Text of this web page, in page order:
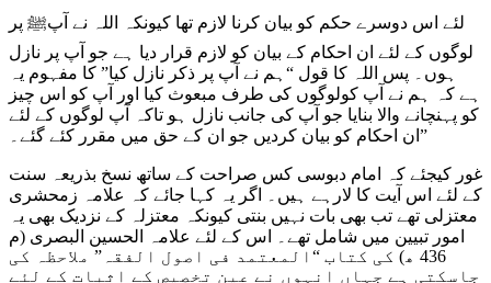
لئے اس دوسرے حکم کو بیان کرنا لازم تھا کیونکہ اللہ نے آپﷺ پر
لوگوں کے لئے ان احکام کے بیان کو لازم قرار دیا ہے جو آپ پر نازل
ہوں۔ پس اللہ کا قول “ہم نے آپ پر ذکر نازل کیا” کا مفہوم یہ
ہے کہ ہم نے آپ کولوگوں کی طرف مبعوث کیا اور آپ کو اس چیز
کو پہنچانے والا بنایا جو آپ کی جانب نازل ہو تاکہ آپ لوگوں کے لئے
ان احکام کو بیان کردیں جو ان کے حق میں مقرر کئے گئے۔”
غور کیجئے کہ امام دبوسی کس صراحت کے ساتھ نسخ بذریعہ سنت
کے لئے اس آیت کا لارہے ہیں۔ اگر یہ کہا جائے کہ علامہ زمحشری
معتزلی تھے تب بھی بات نہیں بنتی کیونکہ معتزلہ کے نزدیک بھی یہ
امور تبیین میں شامل تھے۔ اس کے لئے علامہ الحسین البصری (م
436 ھ) کی کتاب “المعتمد فی اصول الفقہ” ملاحظہ کی
جاسکتی ہے جہاں انہوں نے عین تخصیص کے اثبات کے لئے